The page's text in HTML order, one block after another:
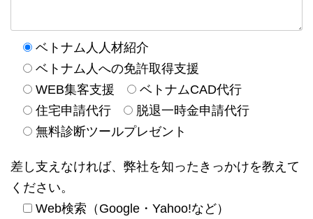
ベトナム人人材紹介
ベトナム人への免許取得支援
WEB集客支援
ベトナムCAD代行
住宅申請代行
脱退一時金申請代行
無料診断ツールプレゼント
差し支えなければ、弊社を知ったきっかけを教えて
ください。
Web検索（Google・Yahoo!など）